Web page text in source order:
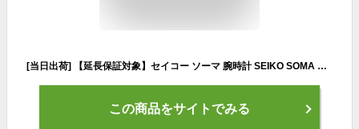
[当日出荷] 【延長保証対象】セイコー ソーマ 腕時計 SEIKO SOMA 時計 セイコーソーマ ラン ワン Run ONE メンズ レディース シルバー×レッド DWJ23-0003 スポーツウォッチ スポーツ ランウォッチ ジョギング マラソン トレーニング ジム 陸上 部活 人気 ダイエット
この商品をサイトでみる